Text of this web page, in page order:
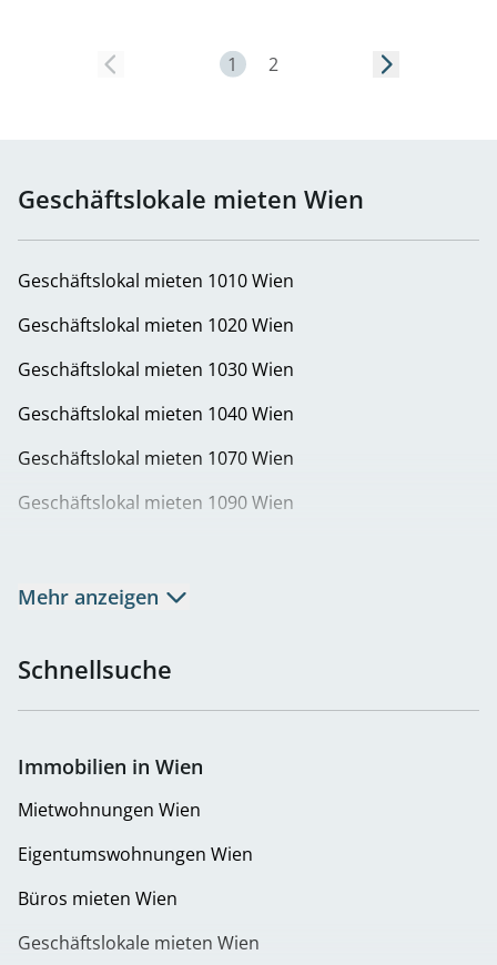
Seite 1
1 2
Geschäftslokale mieten Wien
Geschäftslokal mieten 1010 Wien
Geschäftslokal mieten 1020 Wien
Geschäftslokal mieten 1030 Wien
Geschäftslokal mieten 1040 Wien
Geschäftslokal mieten 1070 Wien
Geschäftslokal mieten 1090 Wien
Geschäftslokal mieten 1120 Wien
Geschäftslokal mieten 1190 Wien
Geschäftslokal mieten 1220 Wien
Geschäftslokal mieten 1230 Wien
Mehr anzeigen
Schnellsuche
Immobilien in Wien
Mietwohnungen Wien
Eigentumswohnungen Wien
Büros mieten Wien
Geschäftslokale mieten Wien